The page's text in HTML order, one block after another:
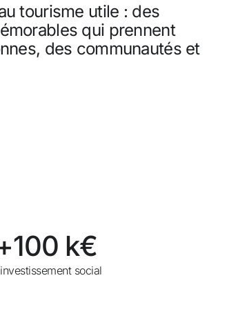
en espèces avec
tourisme utile : des
qui prennent
des communautés et
k€
social